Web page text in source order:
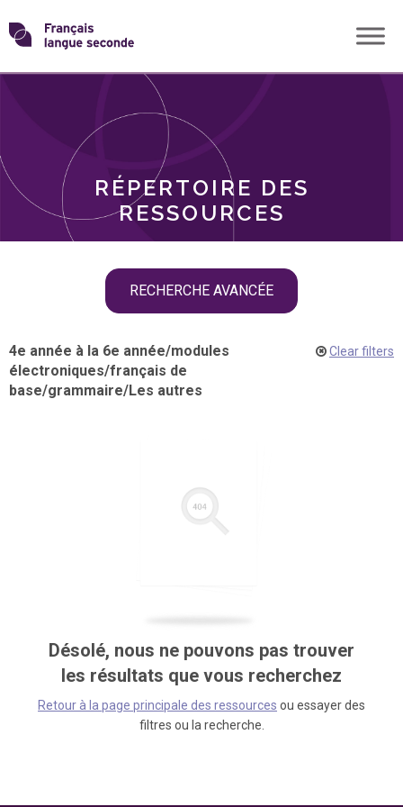
Skip
toTransformons
langue
RÉPERTOIRE DES
RESSOURCES
RECHERCHE AVANCÉE
THÈMES
4e année à la 6e année/modules
électroniques/français de
base/grammaire/Les autres
Clear filters
Désolé, nous ne pouvons pas trouver
les résultats que vous recherchez
Retour à la page principale des ressources ou essayer des
filtres ou la recherche.